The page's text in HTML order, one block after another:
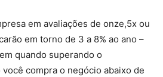
em avaliações de onze,5x ou
em torno de 3 a 8% ao ano –
quando superando o
compra o negócio abaixo de